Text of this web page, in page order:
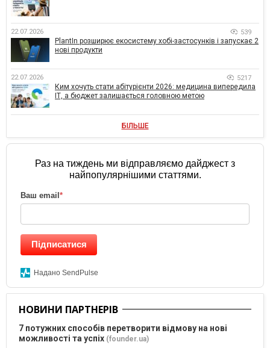
22.07.2026 539
PlantIn розширює екосистему хобі-застосунків і запускає 2
нові продукти
22.07.2026 5217
Ким хочуть стати абітурієнти 2026: медицина випередила
ІТ, а бюджет залишається головною метою
БІЛЬШЕ
Раз на тиждень ми відправляємо дайджест з
найпопулярнішими статтями.
Ваш email *
Підписатися
Надано SendPulse
НОВИНИ ПАРТНЕРІВ
7 потужних способів перетворити відмову на нові
можливості та успіх (founder.ua)